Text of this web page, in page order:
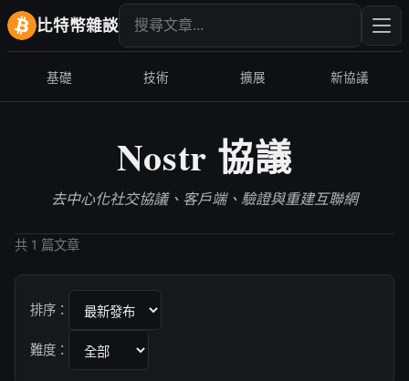
比特幣雜談 搜尋文章 輸入
基礎 技術 擴展 新協議
Nostr 協議
去中心化社交協議、客戶端、驗證與重建互聯網
共 1 篇文章
排序：
難度：